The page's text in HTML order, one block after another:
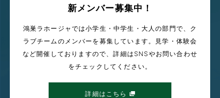
新メンバー募集中！
鴻巣ラホージャでは小学生・中学生・大人の部門で、ク
ラブチームのメンバーを募集しています。見学・体験会
など開催しておりますので、詳細はSNSやお問い合わせ
をチェックしてください。
詳細はこちら